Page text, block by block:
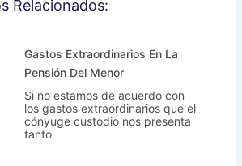
Relacionados:
Gastos Extraordinarios En La
Pensión Del Menor
Si no estamos de acuerdo con
los gastos extraordinarios que el
cónyuge custodio nos presenta
tanto